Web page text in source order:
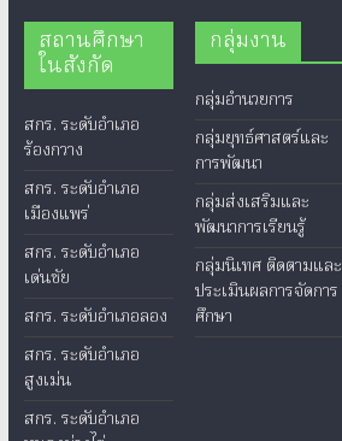
สถานศึกษา
ในสังกัด
สกร. ระดับอำเภอ
ร้องกวาง
สกร. ระดับอำเภอ
เมืองแพร่
สกร. ระดับอำเภอ
เด่นชัย
สกร. ระดับอำเภอลอง
สกร. ระดับอำเภอ
สูงเม่น
สกร. ระดับอำเภอ
กลุ่มงาน
กลุ่มอำนวยการ
กลุ่มยุทธ์ศาสตร์และ
การพัฒนา
กลุ่มส่งเสริมและ
พัฒนาการเรียนรู้
กลุ่มนิเทศ ติดตามและ
ประเมินผลการจัดการ
ศึกษา